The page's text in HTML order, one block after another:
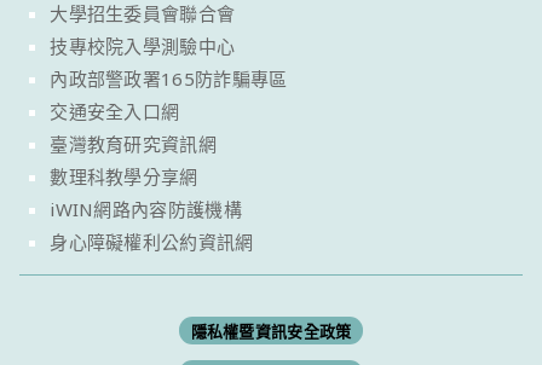
大學招生委員會聯合會
技專校院入學測驗中心
內政部警政署165防詐騙專區
交通安全入口網
臺灣教育研究資訊網
數理科教學分享網
iWIN網路內容防護機構
身心障礙權利公約資訊網
隱私權暨資訊安全政策